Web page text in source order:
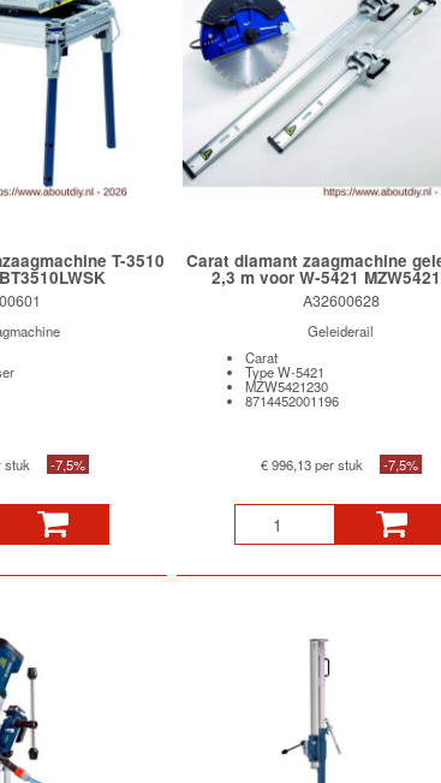
T-3510
stuk -7,5%
Carat diamant zaagmachine
2,3 m voor W-5421
A32600628
Geleiderail
Carat
Type W-5421
MZW5421230
8714452001196
€ 996,13 per stuk -7,5%